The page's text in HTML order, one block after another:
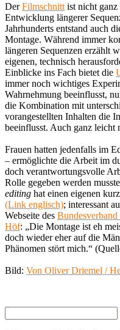
DerFilmschnitt ist nicht
Entwicklung längerer
Jahrhunderts entstand auch
Montage. Während immer
längeren Sequenzen erzählt
eigenen, technisch
Einblicke ins Fach bietet die
immer noch wichtiges
Wahrnehmung beeinflusst,
die Kombination mit
vorangestellten Inhalten die
beeinflusst. Auch ganz leicht
Frauen hatten jedenfalls im
– ermöglichte die Arbeit im
doch verantwortungsvolle
Rolle gegeben werden
editing hat einen eigenen
(Link englisch); interessant
Webseite des
Höf: „Die Montage ist eh
doch wieder eher auf die
Phänomen stört mich.“
Bild: Von Oliver Driemel /
nach: